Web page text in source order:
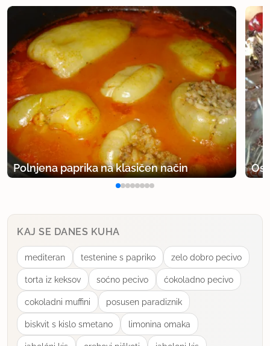
Polnjena paprika na klasičen način
KAJ SE DANES KUHA
mediteran testenine s papriko zelo dobro pecivo
torta iz keksov soćno pecivo ćokoladno pecivo
cokoladni muffini posusen paradiznik
biskvit s kislo smetano limonina omaka